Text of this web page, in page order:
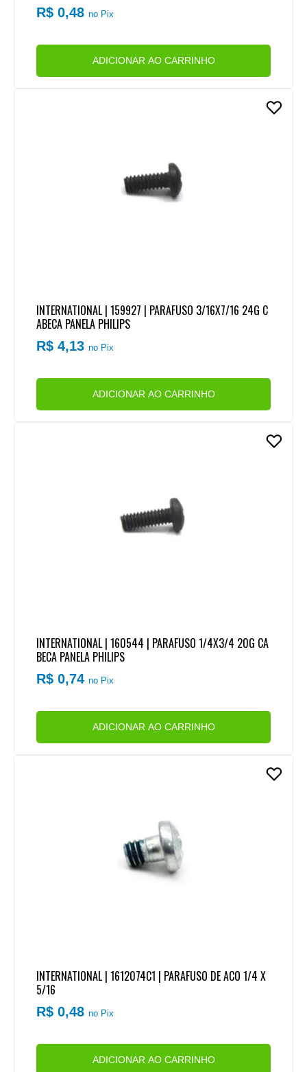
R$ 0,48no Pix
ADICIONAR AO CARRINHO
INTERNATIONAL | 159927 | PARAFUSO 3/16X7/16 24G C
ABECA PANELA PHILIPS
R$ 4,13no Pix
ADICIONAR AO CARRINHO
INTERNATIONAL | 160544 | PARAFUSO 1/4X3/4 20G CA
BECA PANELA PHILIPS
R$ 0,74no Pix
ADICIONAR AO CARRINHO
INTERNATIONAL | 1612074C1 | PARAFUSO DE ACO 1/4 X
5/16
R$ 0,48no Pix
ADICIONAR AO CARRINHO